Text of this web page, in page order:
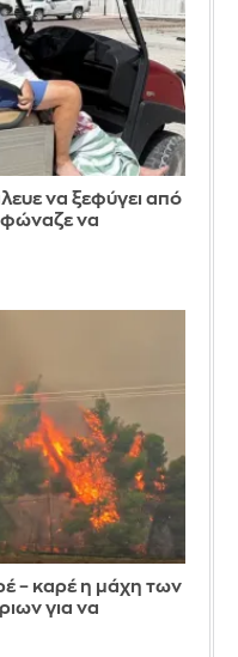
να ξεφύγει από
φώναζε να
– καρέ η μάχη των
για να